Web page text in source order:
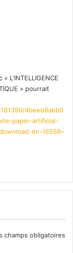
L‘INTELLIGENCE
» pourrait
4beeb9abb0
paper-artificial-
en-16558–
champs obligatoires